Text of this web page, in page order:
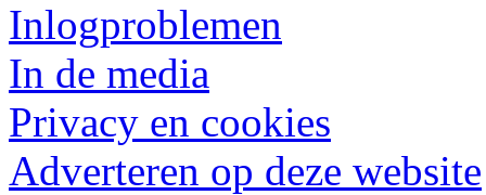
Inlogproblemen
In de media
Privacy en cookies
Adverteren op deze website